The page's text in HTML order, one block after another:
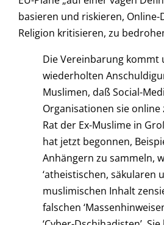
basieren und riskieren, Online-
Religion kritisieren, zu
Die Vereinbarung kommt
wiederholten
Muslimen, daß Social-
Organisationen sie online
Rat der Ex-Muslime in
hat jetzt begonnen,
Anhängern zu sammeln,
‘atheistischen, säkularen
muslimischen Inhalt
falschen